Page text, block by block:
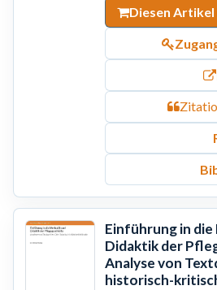
Diesen Artikel
Einführung in
Didaktik der
Analyse von
historisch-